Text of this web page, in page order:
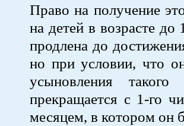
Право на получение
на детей в возрасте
продлена до
но при условии, что
усыновления
прекращается с 1-го
месяцем, в котором он